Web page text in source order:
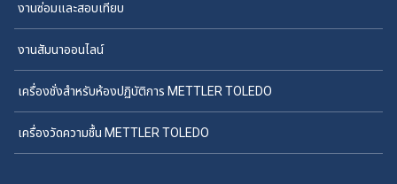
งานซ่อมและสอบเทียบ
งานสัมนาออนไลน์
เครื่องชั่งสำหรับห้องปฏิบัติการ METTLER TOLEDO
เครื่องวัดความชื้น METTLER TOLEDO